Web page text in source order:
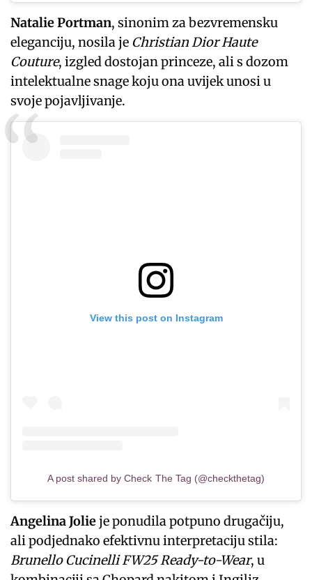
Natalie Portman, sinonim za bezvremensku
eleganciju, nosila je Christian Dior Haute
Couture, izgled dostojan princeze, ali s dozom
intelektualne snage koju ona uvijek unosi u
svoje pojavljivanje.
View this post on Instagram
A post shared by Check The Tag (@checkthetag)
Angelina Jolieje ponudila potpuno drugačiju,
ali podjednako efektivnu interpretaciju stila:
Brunello Cucinelli FW25 Ready-to-Wear, u